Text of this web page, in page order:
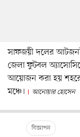
সাফজয়ী দলের আটজনই
জেলা ফুটবল
আয়োজন করা হয় শহরের
মঞ্চে।
আনোয়ার হোসেন